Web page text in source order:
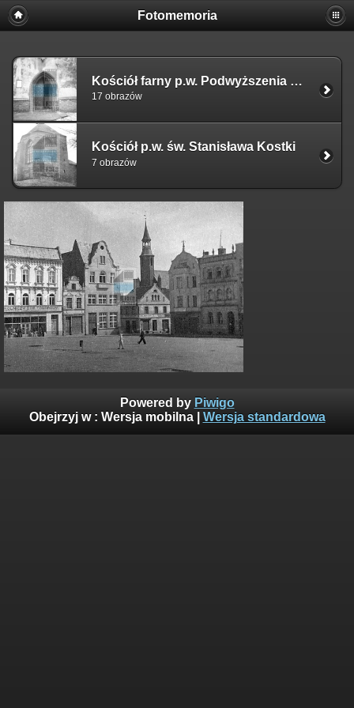
Fotomemoria
Kościół farny p.w. Podwyższenia Krzyża Świętego
17 obrazów
Kościół p.w. św. Stanisława Kostki
7 obrazów
Powered by Piwigo
Obejrzyj w : Wersja mobilna| Wersja standardowa